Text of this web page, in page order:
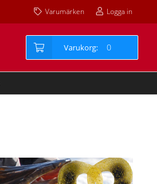
Varumärken Logga in
0